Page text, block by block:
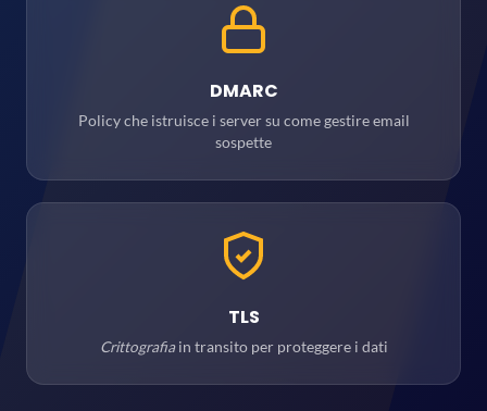
DMARC
Policy che istruisce i server su come gestire email
sospette
TLS
Crittografiain transito per proteggere i dati